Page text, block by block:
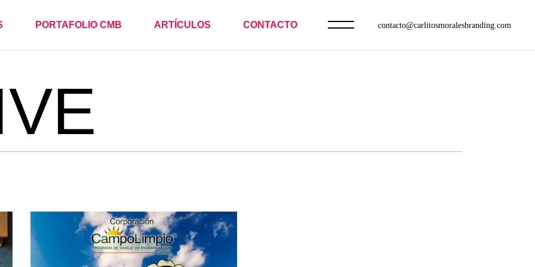
DE
SEO Y
PORTAFOLIO CMB ARTÍCULOS CONTACTO contacto@carlitosmoralesbranding.com